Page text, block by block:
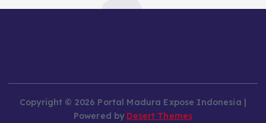
Copyright © 2026 Portal Madura Expose Indonesia |
Powered by Desert Themes